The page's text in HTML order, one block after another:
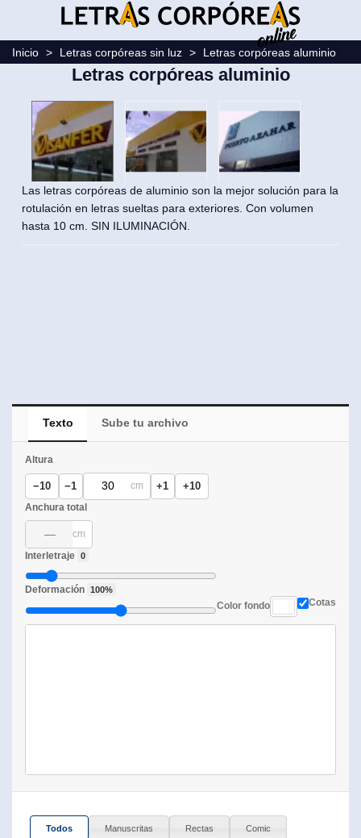
Inicio > Letras corpóreas sin luz > Letras corpóreas aluminio
Letras corpóreas aluminio
Las letras corpóreas de aluminio son la mejor solución para la
rotulación en letras sueltas para exteriores. Con volumen
hasta 10 cm. SIN ILUMINACIÓN.
Texto Sube tu archivo
Altura
−10 −1 cm +1 +10
Anchura total
cm
Interletraje 0
Deformación 100%
Color fondo
Cotas
Todos Manuscritas Rectas Comic